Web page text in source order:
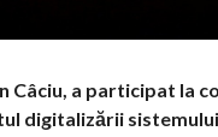
a participat la
digitalizării sistemului